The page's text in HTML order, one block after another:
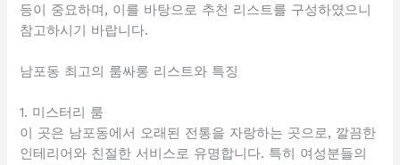
등이 중요하며, 이를 바탕으로 추천 리스트를 구성하였으니
참고하시기 바랍니다.
남포동 최고의 룸싸롱 리스트와 특징
1. 미스터리 룸
이 곳은 남포동에서 오래된 전통을 자랑하는 곳으로, 깔끔한
인테리어와 친절한 서비스로 유명합니다. 특히 여성분들의